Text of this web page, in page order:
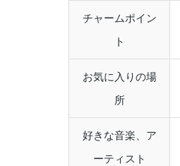
チャームポイン
ト
お気に入りの場
所
好きな音楽、ア
ーティスト